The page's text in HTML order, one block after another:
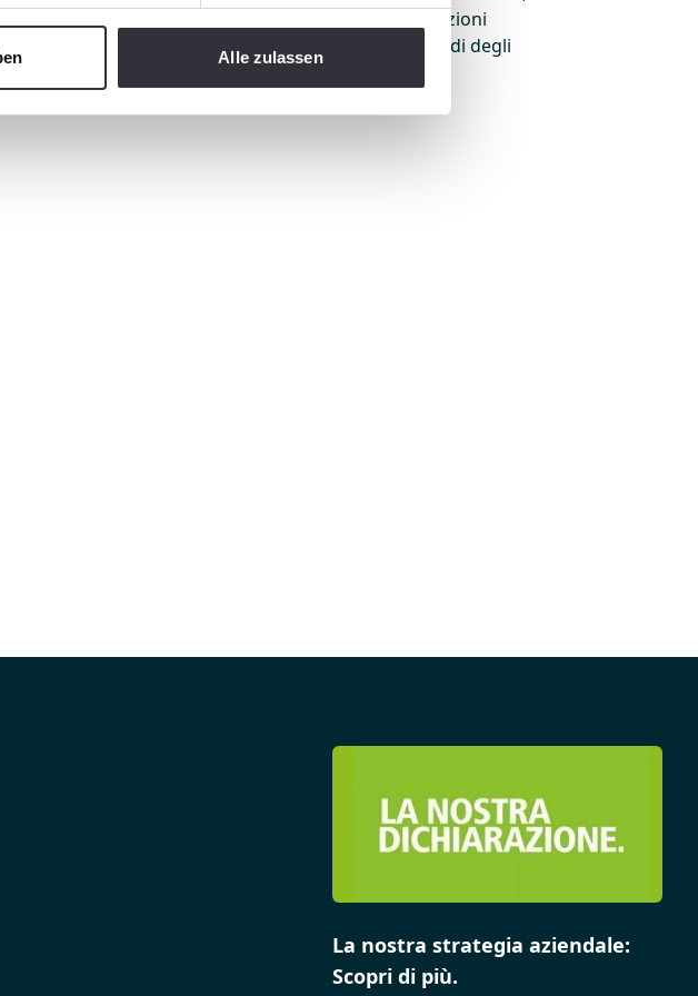
Alle zulassen
gli ospiti ritornino negli anni alla ricerca di sensazioni
in riva al mare o conservino i migliori ricordi degli
a cui hanno partecipato!
La nostra strategia aziendale:
Scopri di più.